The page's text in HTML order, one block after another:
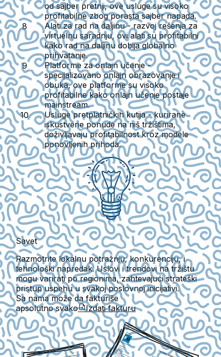
od sajber pretnji, ove usluge su visoko
profitabilne zbog porasta sajber napada.
Alati za rad na daljinu- razvoj rešenja za
virtuelnu saradnju, ovi alati su profitabilni
kako rad na daljinu dobija globalno
prihvatanje.
Platforme za onlajn učenje-
specijalizovano onlajn obrazovanje i
obuka, ove platforme su visoko
profitabilne kako onlajn učenje postaje
mainstream.
Usluge pretplatničkih kutija- kurirane
iskustvene ponude na niš tržištima,
doživljavaju profitabilnost kroz modele
ponovljenih prihoda.
Savet
Razmotrite lokalnu potražnju, konkurenciju, i
tehnološki napredak. Uslovi i trendovi na tržištu
mogu varirati po regionima, zahtevajući strateški
pristup uspehu u svakoj poslovnoj inicijativi.
Sa nama može da fakturiše
apsolutno svako
Izdati fakturu